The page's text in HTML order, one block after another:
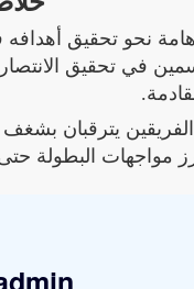
نحو تحقيق
في تحقيق
يترقبان
مواجهات البطولة